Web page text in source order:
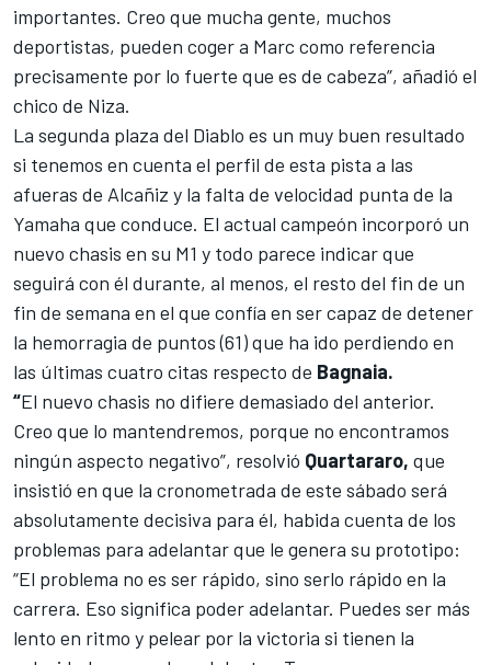
importantes. Creo que mucha gente, muchos
deportistas, pueden coger a Marc como referencia
precisamente por lo fuerte que es de cabeza”, añadió el
chico de Niza.
La segunda plaza del Diablo es un muy buen resultado
si tenemos en cuenta el perfil de esta pista a las
afueras de Alcañiz y la falta de velocidad punta de la
Yamaha que conduce. El actual campeón incorporó un
nuevo chasis en su M1 y todo parece indicar que
seguirá con él durante, al menos, el resto del fin de un
fin de semana en el que confía en ser capaz de detener
la hemorragia de puntos (61) que ha ido perdiendo en
las últimas cuatro citas respecto de Bagnaia.
“El nuevo chasis no difiere demasiado del anterior.
Creo que lo mantendremos, porque no encontramos
ningún aspecto negativo”, resolvió Quartararo, que
insistió en que la cronometrada de este sábado será
absolutamente decisiva para él, habida cuenta de los
problemas para adelantar que le genera su prototipo:
“El problema no es ser rápido, sino serlo rápido en la
carrera. Eso significa poder adelantar. Puedes ser más
lento en ritmo y pelear por la victoria si tienen la